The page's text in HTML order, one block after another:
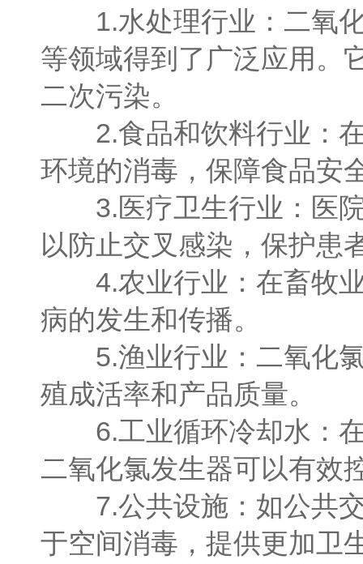
1.水处理行业：二氧化
等领域得到了广泛应用。
二次污染。
2.食品和饮料行业：在
环境的消毒，保障食品安
3.医疗卫生行业：医院
以防止交叉感染，保护患
4.农业行业：在畜牧业
病的发生和传播。
5.渔业行业：二氧化氯
殖成活率和产品质量。
6.工业循环冷却水：在
二氧化氯发生器可以有效
7.公共设施：如公共交
于空间消毒，提供更加卫